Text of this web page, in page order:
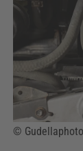
&
Intelligenz
Export
&
&
©